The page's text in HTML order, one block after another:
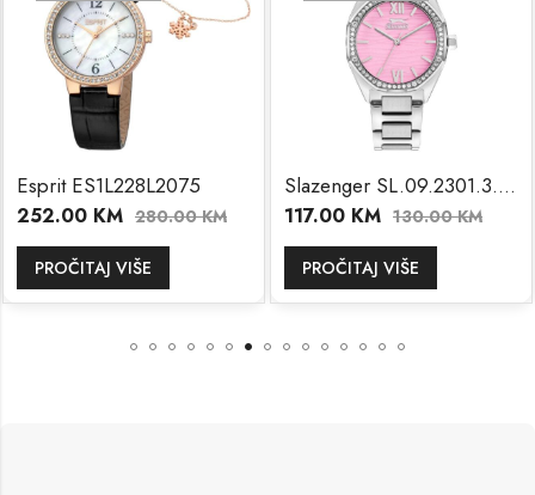
ES1L228L2075
KM 280.00KM
PROČITAJ VIŠE
Slazenger SL.09.2301.3.09
117.00KM 130.00KM
PROČITAJ VIŠE